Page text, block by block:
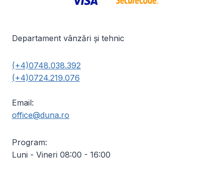
Departament vânzări și tehnic
(+4)0748.038.392
(+4)0724.219.076
Email:
office@duna.ro
Program:
Luni - Vineri 08:00 - 16:00